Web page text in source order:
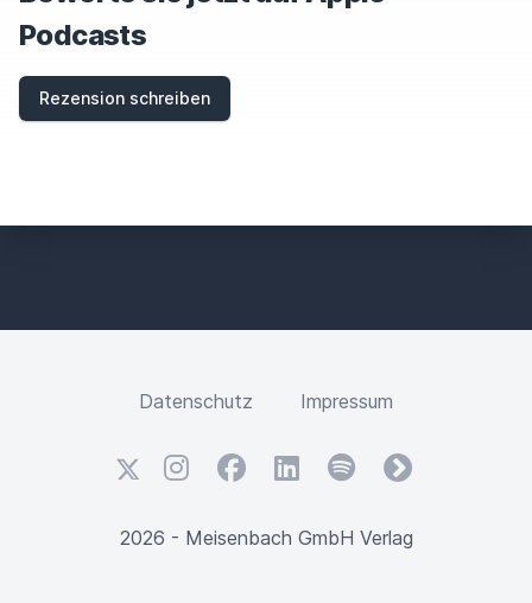
Podcasts
Rezension schreiben
Datenschutz Impressum
X InstagramFacebookLinkedInSpotifyfyyd
2026 - Meisenbach GmbH Verlag